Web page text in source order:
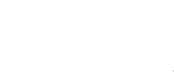
Catering para
inoxidable y es extremadamente